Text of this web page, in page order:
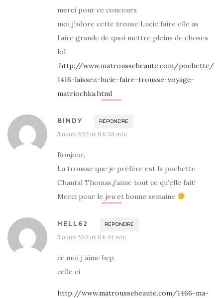
merci pour ce concours
moi j’adore cette trouse Lucie faire elle as
l’aire grande de quoi mettre pleins de choses
lol
:http://www.matroussebeaute.com/pochette/
1416-laissez-lucie-faire-trousse-voyage-
matriochka.html
BINDY RÉPONDRE
5 mars 2012 at 11 h 38 min
Bonjour,
La trousse que je préfère est la pochette
Chantal Thomas,j’aime tout ce qu’elle fait!
Merci pour le jeu et bonne semaine
HELL62 RÉPONDRE
5 mars 2012 at 11 h 44 min
cc moi j aime bcp
celle ci
http://www.matroussebeaute.com/1466-ma-